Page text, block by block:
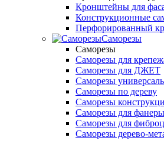
Кронштейны для
Конструкционные
Перфорированный
Саморезы
Саморезы
Саморезы для
Саморезы для ДЖЕТ
Саморезы
Саморезы по дереву
Саморезы
Cаморезы для
Саморезы для
Саморезы дерево-